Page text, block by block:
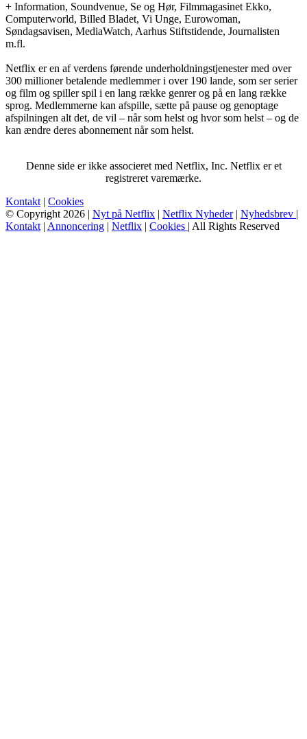
+ Information, Soundvenue, Se og Hør, Filmmagasinet Ekko,
Computerworld, Billed Bladet, Vi Unge, Eurowoman,
Søndagsavisen, MediaWatch, Aarhus Stiftstidende, Journalisten
m.fl.
Netflix er en af verdens førende underholdningstjenester med over
300 millioner betalende medlemmer i over 190 lande, som ser serier
og film og spiller spil i en lang række genrer og på en lang række
sprog. Medlemmerne kan afspille, sætte på pause og genoptage
afspilningen alt det, de vil – når som helst og hvor som helst – og de
kan ændre deres abonnement når som helst.
Denne side er ikke associeret med Netflix, Inc. Netflix er et
registreret varemærke.
Kontakt | Cookies
© Copyright 2026 | Nyt på Netflix | Netflix Nyheder| Nyhedsbrev |
Kontakt | Annoncering | Netflix | Cookies | All Rights Reserved